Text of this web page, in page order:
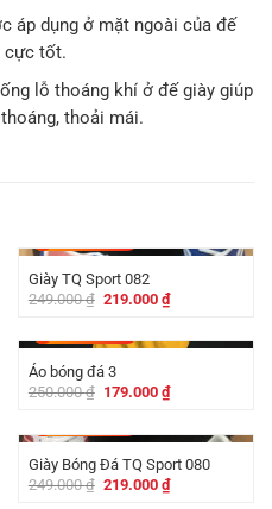
áp dụng ở mặt ngoài của đế
cực tốt.
lỗ thoáng khí ở đế giày giúp
thoải mái.
Giày TQ Sport 082
249.000₫ Giá
249.000 ₫.
219.000 ₫Giá
hiện
là:
Áo bóng đá 3
250.000₫ Giá
250.000 ₫.
179.000 ₫Giá
hiện
là:
179.000 ₫.
Giày Bóng Đá TQ Sport 080
249.000₫ Giá
219.000 ₫Giá
hiện